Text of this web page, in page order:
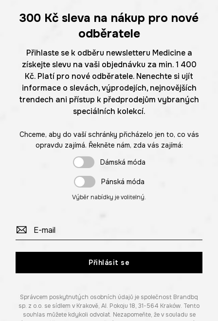
300 Kč sleva na nákup pro nové
odběratele
Přihlaste se k odběru newsletteru Medicine a
získejte slevu na vaši objednávku za min. 1 400
Kč. Platí pro nové odběratele. Nenechte si ujít
informace o slevách, výprodejích, nejnovějších
trendech ani přístup k předprodejům vybraných
speciálních kolekcí.
Chceme, aby do vaší schránky přicházelo jen to, co vás
opravdu zajímá. Řekněte nám, zda vás zajímá:
Dámská móda
Pánská móda
Výběr nabídky je volitelný.
Přihlásit se
Správcem poskytnutých osobních údajů je společnost Brandbq
sp. z o.o. se sídlem v Krakově, Al. Pokoju 18, 31-564 Kraków. Tento
souhlas můžete kdykoli odvolat. Nezapomeňte, že v souladu se